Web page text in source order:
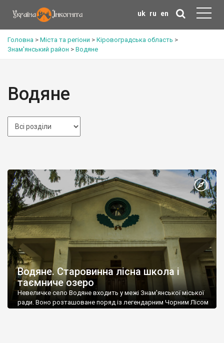
uk ru en
Головна > Міста та регіони > Кіровоградська область >
Знам'янський район > Водяне
Водяне
Водяне. Старовинна лісна школа і
таємниче озеро
Невеличке село Водяне входить у межі Знам'янської міської
ради. Воно розташоване поряд із легендарним Чорним Лісом